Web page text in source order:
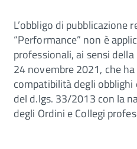
L’obbligo di pubblicazione
“Performance” non è
professionali, ai sensi
24 novembre 2021, che
compatibilità degli
del d.lgs. 33/2013 con la
degli Ordini e Collegi